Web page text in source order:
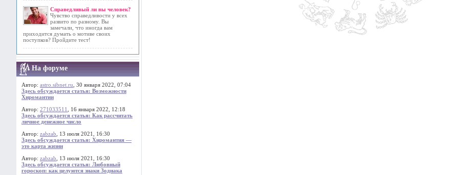
Справедливый ли вы человек?
Чувство справедливости у всех
развито по разному. Вы
замечали, что иногда вам
приходится думать о мотиве своих
поступков? Пройдите тест!
На форуме
Автор: astro.sibnet.ru , 30 января 2022, 07:04
Здесь обсуждается статья: Возможности
Хиромантии
Автор: 271033511
, 16 января 2022, 12:18
Здесь обсуждается статья: Как рассчитать
личное денежное число
Автор: zabzab , 13 июля 2021, 16:30
Здесь обсуждается статья: Хиромантия —
это карта жизни
Автор: zabzab , 13 июля 2021, 16:30
Здесь обсуждается статья: Любовный
гороскоп: как целуются знаки Зодиака